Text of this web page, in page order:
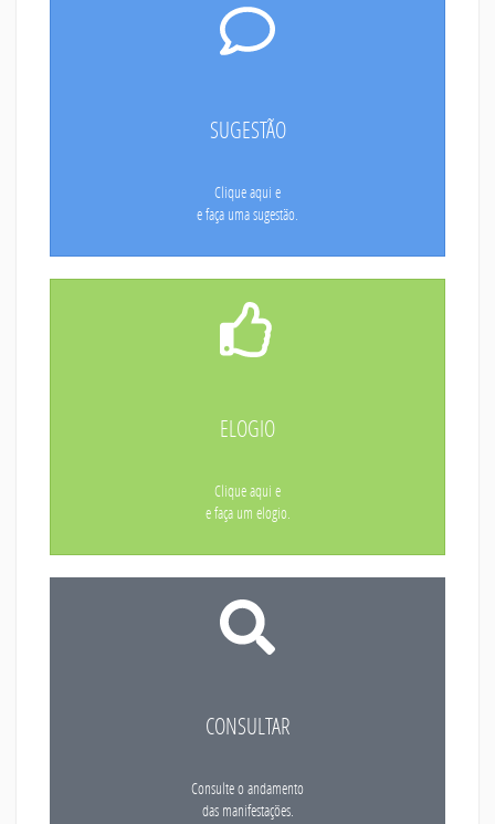
SUGESTÃO
Clique aqui e
e faça uma sugestão.
ELOGIO
Clique aqui e
e faça um elogio.
CONSULTAR
Consulte o andamento
das manifestações.